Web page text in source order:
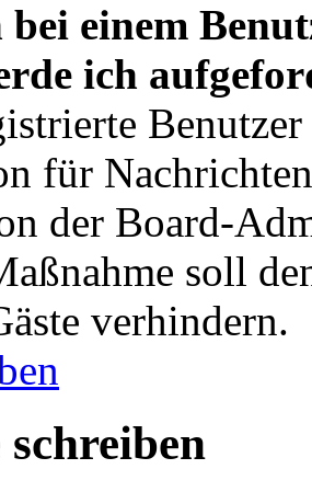
bei einem
ich
für
der Board-
soll
verhindern.